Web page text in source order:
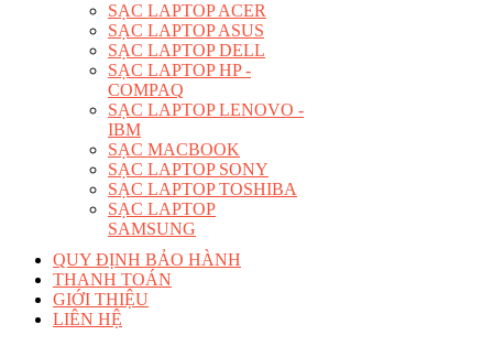
SẠC LAPTOP ACER
SẠC LAPTOP ASUS
SẠC LAPTOP DELL
SẠC LAPTOP HP -
COMPAQ
SẠC LAPTOP LENOVO -
IBM
SẠC MACBOOK
SẠC LAPTOP SONY
SẠC LAPTOP TOSHIBA
SẠC LAPTOP
SAMSUNG
QUY ĐỊNH BẢO HÀNH
THANH TOÁN
GIỚI THIỆU
LIÊN HỆ